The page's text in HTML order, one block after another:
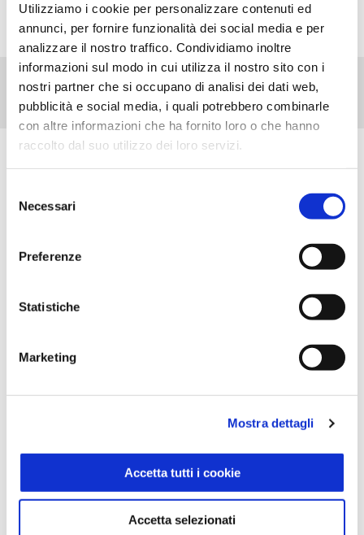
Utilizziamo i cookie per personalizzare contenuti ed
annunci, per fornire funzionalità dei social media e per
analizzare il nostro traffico. Condividiamo inoltre
informazioni sul modo in cui utilizza il nostro sito con i
nostri partner che si occupano di analisi dei dati web,
pubblicità e social media, i quali potrebbero combinarle
con altre informazioni che ha fornito loro o che hanno
raccolto dal suo utilizzo dei loro servizi.
delNecessari
Preferenze
Statistiche
Marketing
Mostra dettagli
Accetta tutti i cookie
Accetta selezionati
Scopri tutti i prodotti correlati